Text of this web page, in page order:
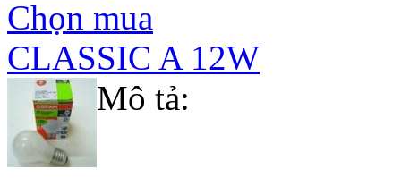
Chọn mua
CLASSIC A 12W
Mô tả: